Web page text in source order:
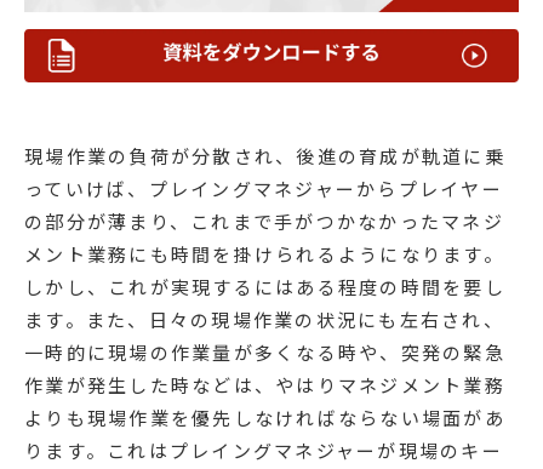
現場作業の負荷が分散され、後進の育成が軌道に乗
っていけば、プレイングマネジャーからプレイヤー
の部分が薄まり、これまで手がつかなかったマネジ
メント業務にも時間を掛けられるようになります。
しかし、これが実現するにはある程度の時間を要し
ます。また、日々の現場作業の状況にも左右され、
一時的に現場の作業量が多くなる時や、突発の緊急
作業が発生した時などは、やはりマネジメント業務
よりも現場作業を優先しなければならない場面があ
ります。これはプレイングマネジャーが現場のキー